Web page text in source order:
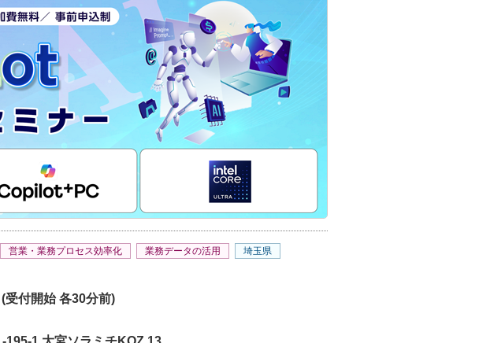
営業・業務プロセス効率化 業務データの活用 埼玉県
受付開始 各30分前)